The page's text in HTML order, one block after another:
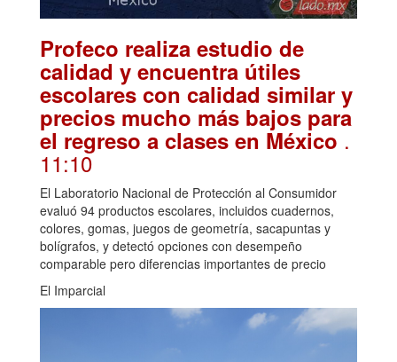
Profeco realiza estudio de
calidad y encuentra útiles
escolares con calidad similar y
precios mucho más bajos para
el regreso a clases en México .
11:10
El Laboratorio Nacional de Protección al Consumidor
evaluó 94 productos escolares, incluidos cuadernos,
colores, gomas, juegos de geometría, sacapuntas y
bolígrafos, y detectó opciones con desempeño
comparable pero diferencias importantes de precio
El Imparcial